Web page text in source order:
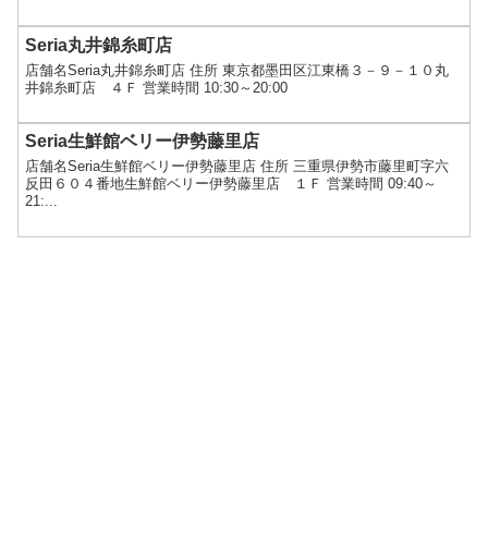
Seria丸井錦糸町店
店舗名Seria丸井錦糸町店 住所 東京都墨田区江東橋３－９－１０丸
井錦糸町店 ４Ｆ 営業時間 10:30～20:00
Seria生鮮館ベリー伊勢藤里店
店舗名Seria生鮮館ベリー伊勢藤里店 住所 三重県伊勢市藤里町字六
反田６０４番地生鮮館ベリー伊勢藤里店 １Ｆ 営業時間 09:40～
21:...